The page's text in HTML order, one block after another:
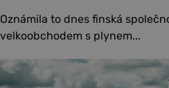
Oznámila to dnes finská
velkoobchodem s plynem...